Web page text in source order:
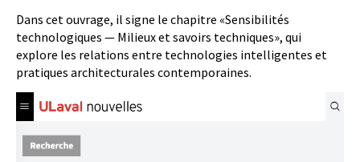
Dans cet ouvrage, il signe le chapitre «Sensibilités
technologiques — Milieux et savoirs techniques», qui
explore les relations entre technologies intelligentes et
pratiques architecturales contemporaines.